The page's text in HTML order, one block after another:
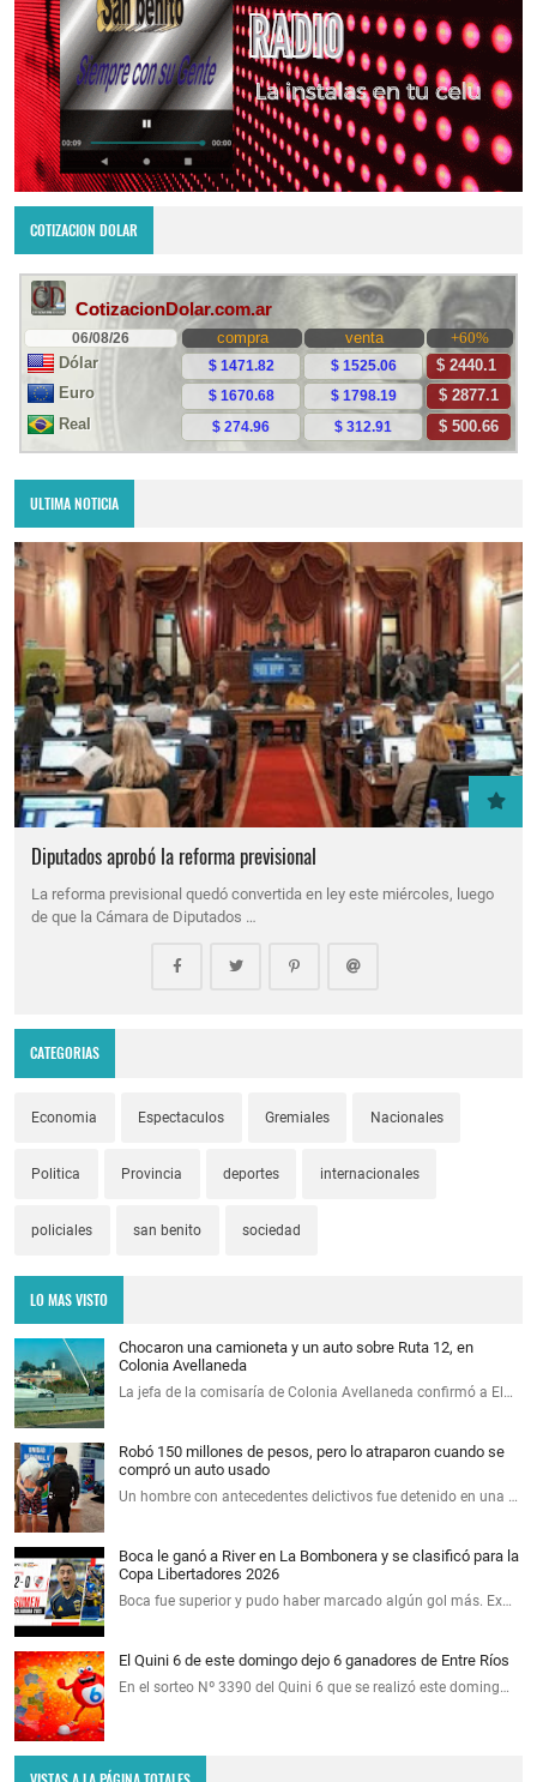
COTIZACION DOLAR
ULTIMA NOTICIA
Diputados aprobó la reforma previsional
La reforma previsional quedó convertida en ley este miércoles, luego
de que la Cámara de Diputados …
CATEGORIAS
Economia Espectaculos Gremiales Nacionales
Politica Provincia deportes internacionales
policiales san benito sociedad
LO MAS VISTO
Chocaron una camioneta y un auto sobre Ruta 12, en
Colonia Avellaneda
La jefa de la comisaría de Colonia Avellaneda confirmó a El…
Robó 150 millones de pesos, pero lo atraparon cuando se
compró un auto usado
Un hombre con antecedentes delictivos fue detenido en una …
Boca le ganó a River en La Bombonera y se clasificó para la
Copa Libertadores 2026
Boca fue superior y pudo haber marcado algún gol más. Ex…
El Quini 6 de este domingo dejo 6 ganadores de Entre Ríos
En el sorteo Nº 3390 del Quini 6 que se realizó este doming…